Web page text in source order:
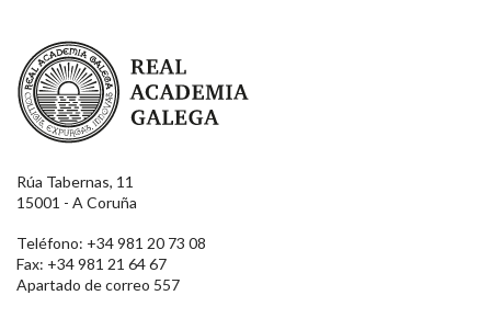
Real Academia Galega
Rúa Tabernas, 11
15001 - A Coruña
Teléfono: +34 981 20 73 08
Fax: +34 981 21 64 67
Apartado de correo 557